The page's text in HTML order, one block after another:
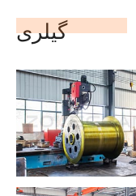
گیلری